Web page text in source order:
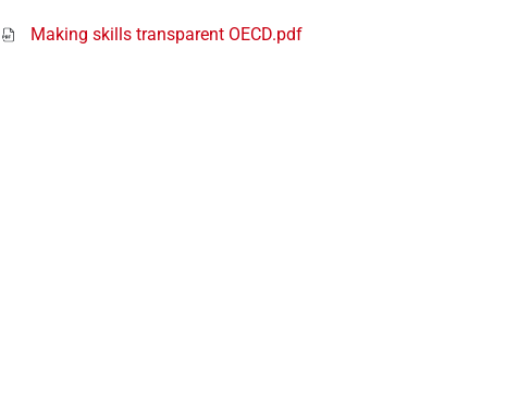
Making skills transparent OECD.pdf